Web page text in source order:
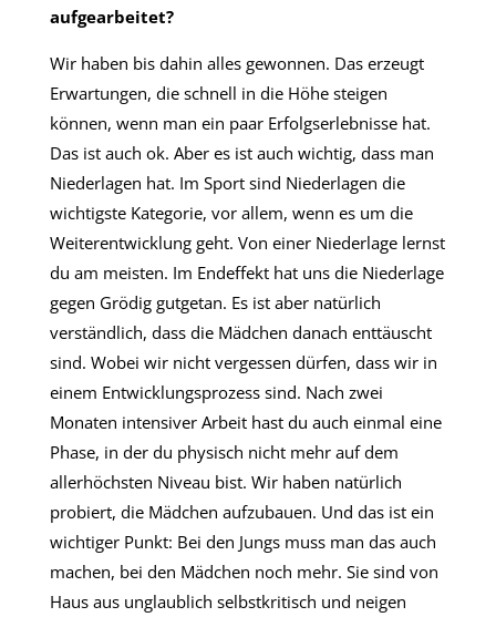
aufgearbeitet?
Wir haben bis dahin alles gewonnen. Das erzeugt
Erwartungen, die schnell in die Höhe steigen
können, wenn man ein paar Erfolgserlebnisse hat.
Das ist auch ok. Aber es ist auch wichtig, dass man
Niederlagen hat. Im Sport sind Niederlagen die
wichtigste Kategorie, vor allem, wenn es um die
Weiterentwicklung geht. Von einer Niederlage lernst
du am meisten. Im Endeffekt hat uns die Niederlage
gegen Grödig gutgetan. Es ist aber natürlich
verständlich, dass die Mädchen danach enttäuscht
sind. Wobei wir nicht vergessen dürfen, dass wir in
einem Entwicklungsprozess sind. Nach zwei
Monaten intensiver Arbeit hast du auch einmal eine
Phase, in der du physisch nicht mehr auf dem
allerhöchsten Niveau bist. Wir haben natürlich
probiert, die Mädchen aufzubauen. Und das ist ein
wichtiger Punkt: Bei den Jungs muss man das auch
machen, bei den Mädchen noch mehr. Sie sind von
Haus aus unglaublich selbstkritisch und neigen